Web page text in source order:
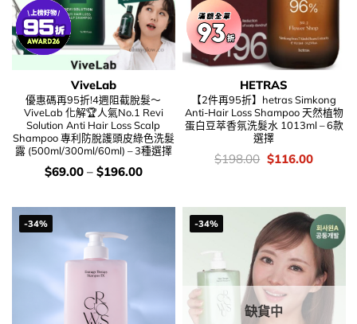
ViveLab
優惠碼再95折!4週阻截脫髮～
ViveLab 化解🏆人氣No.1 Revi
Solution Anti Hair Loss Scalp
Shampoo 專利防脫護頭皮綠色洗髮
露 (500ml/300ml/60ml) – 3種選擇
價
錢：
$69.00– $196.00
HETRAS
【2件再95折】hetras Simkong
Anti-Hair Loss Shampoo 天然植物
蛋白豆萃香氛洗髮水 1013ml – 6款
選擇
價
錢：
$198.00 Original
price
$116.00Current
-34% -34%
缺貨中